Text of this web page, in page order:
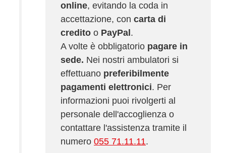
online, evitando la coda in
accettazione, con carta di
credito o PayPal .
A volte è obbligatorio pagare in
sede. Nei nostri ambulatori si
effettuano preferibilmente
pagamenti elettronici. Per
informazioni puoi rivolgerti al
personale dell'accoglienza o
contattare l'assistenza tramite il
numero 055 71.11.11.